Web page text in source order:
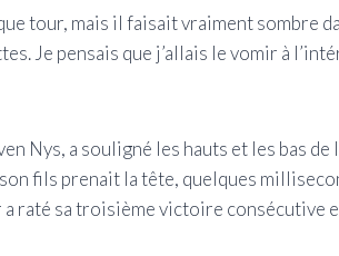
tour, mais il faisait vraiment sombre
Je pensais que j’allais le vomir à
Nys, a souligné les hauts et les bas
fils prenait la tête, quelques
raté sa troisième victoire consécutive